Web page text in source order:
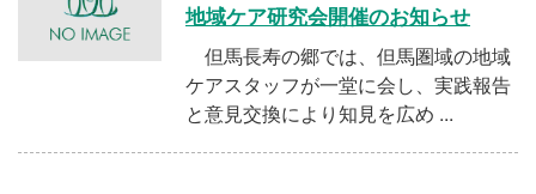
施設・料金
地域ケア研究会開催のお知らせ
但馬長寿の郷では、但馬圏域の地域
ケアスタッフが一堂に会し、実践報告
と意見交換により知見を広め ...